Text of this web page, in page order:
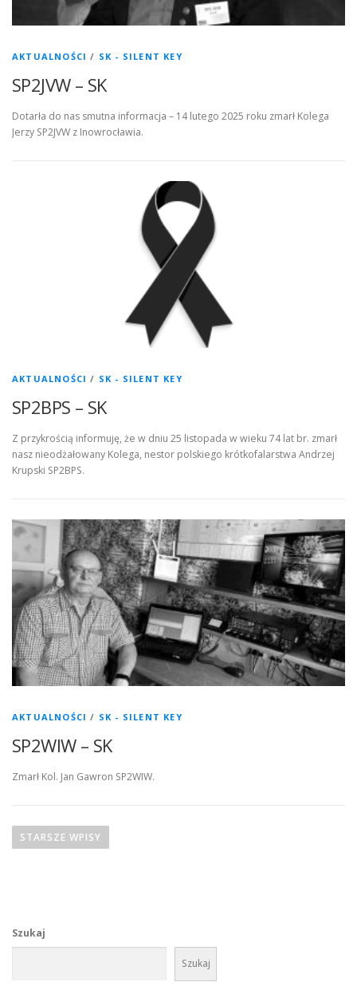
AKTUALNOŚCI / SK - SILENT KEY
SP2JVW – SK
Dotarła do nas smutna informacja – 14 lutego 2025 roku zmarł Kolega
Jerzy SP2JVW z Inowrocławia.
AKTUALNOŚCI / SK - SILENT KEY
SP2BPS – SK
Z przykrością informuję, że w dniu 25 listopada w wieku 74 lat br. zmarł
nasz nieodżałowany Kolega, nestor polskiego krótkofalarstwa Andrzej
Krupski SP2BPS.
AKTUALNOŚCI / SK - SILENT KEY
SP2WIW – SK
Zmarł Kol. Jan Gawron SP2WIW.
a
c
STARSZE WPISY
Szukaj
Szukaj